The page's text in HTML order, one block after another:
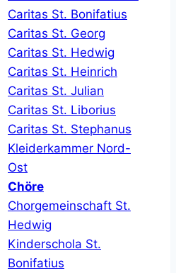
Caritas St. Bonifatius
Caritas St. Georg
Caritas St. Hedwig
Caritas St. Heinrich
Caritas St. Julian
Caritas St. Liborius
Caritas St. Stephanus
Kleiderkammer Nord-
Ost
Chöre
Chorgemeinschaft St.
Hedwig
Kinderschola St.
Bonifatius